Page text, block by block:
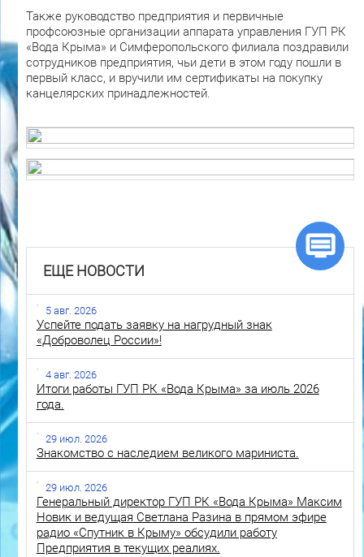
Также руководство предприятия и первичные
профсоюзные организации аппарата управления ГУП РК
«Вода Крыма» и Симферопольского филиала поздравили
сотрудников предприятия, чьи дети в этом году пошли в
первый класс, и вручили им сертификаты на покупку
канцелярских принадлежностей.
ЕЩЕ НОВОСТИ
5 авг. 2026
Успейте подать заявку на нагрудный знак
«Доброволец России»!
4 авг. 2026
Итоги работы ГУП РК «Вода Крыма» за июль 2026
года.
29 июл. 2026
Знакомство с наследием великого мариниста.
29 июл. 2026
Генеральный директор ГУП РК «Вода Крыма» Максим
Новик и ведущая Светлана Разина в прямом эфире
радио «Спутник в Крыму» обсудили работу
Предприятия в текущих реалиях.